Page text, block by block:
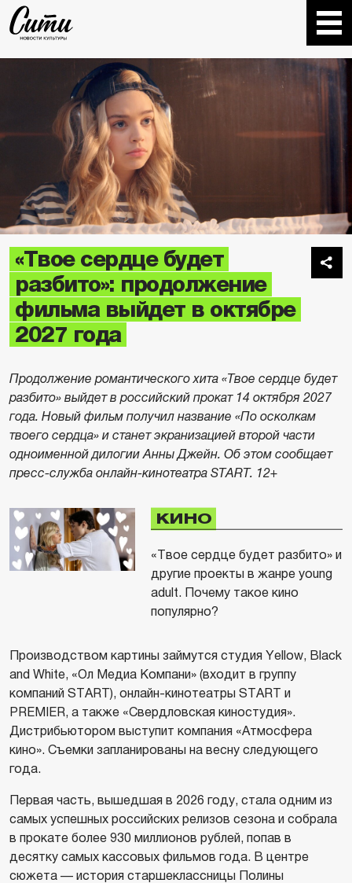
«Твое сердце будет
разбито»: продолжение
фильма выйдет в октябре
2027 года
Продолжение романтического хита «Твое сердце будет
разбито» выйдет в российский прокат 14 октября 2027
года. Новый фильм получил название «По осколкам
твоего сердца» и станет экранизацией второй части
одноименной дилогии Анны Джейн. Об этом сообщает
пресс-служба онлайн-кинотеатра START. 12+
КИНО
«Твое сердце будет разбито» и
другие проекты в жанре young
adult. Почему такое кино
популярно?
Производством картины займутся студия Yellow, Black
and White, «Ол Медиа Компани» (входит в группу
компаний START), онлайн-кинотеатры START и
PREMIER, а также «Свердловская киностудия».
Дистрибьютором выступит компания «Атмосфера
кино». Съемки запланированы на весну следующего
года.
Первая часть, вышедшая в 2026 году, стала одним из
самых успешных российских релизов сезона и собрала
в прокате более 930 миллионов рублей, попав в
десятку самых кассовых фильмов года. В центре
сюжета — история старшеклассницы Полины